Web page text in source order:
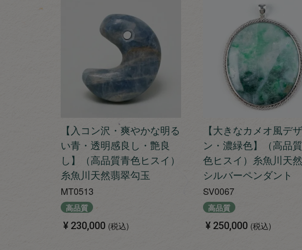
【入コン沢・爽やかな明る
い青・透明感良し・艶良
し】（高品質青色ヒスイ）
糸魚川天然翡翠勾玉
MT0513
高品質
¥ 230,000 税込
【大きなカメオ風デ
ン・濃緑色】（高品
色ヒスイ）糸魚川天
シルバーペンダント
SV0067
高品質
¥ 250,000 税込